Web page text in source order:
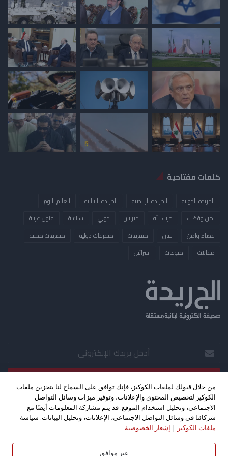
كلمات مفتاحية
الجريدة الدولية الجريدة الرياضية الجريدة اللبنانية
العالم اليوم
امن وقضاء
حزب الله خبر بارز دولي سياسة
فنون عربية
قضاء وامن
لبنان متفرقات متفرقات دولية
متفرقات محلية
مقالات
منوعات ​اسرائيل
أدخل
بريدك
الإلكتروني
فيسبوك
‫X
‫YouTube
حقوق الطبع والنشر 2026©، جميع الحقوق محفوظة. تصميم واستضافة
من خلال قبولك لملفات الكوكيز، فإنك توافق على السماح لنا بتخزين ملفات
الكوكيز لتخصيص المحتوى والإعلانات، وتوفير ميزات وسائل التواصل
الاجتماعي، وتحليل استخدام الموقع. قد يتم مشاركة المعلومات أيضًا مع
شركائنا في وسائل التواصل الاجتماعي، الإعلانات، وتحليل البيانات. سياسة
ملفات الكوكيز | إشعار الخصوصية
غير موافق